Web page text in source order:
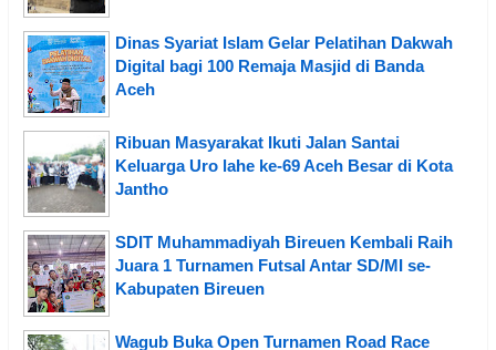
Dinas Syariat Islam Gelar Pelatihan Dakwah
Digital bagi 100 Remaja Masjid di Banda
Aceh
Ribuan Masyarakat Ikuti Jalan Santai
Keluarga Uro lahe ke-69 Aceh Besar di Kota
Jantho
SDIT Muhammadiyah Bireuen Kembali Raih
Juara 1 Turnamen Futsal Antar SD/MI se-
Kabupaten Bireuen
Wagub Buka Open Turnamen Road Race